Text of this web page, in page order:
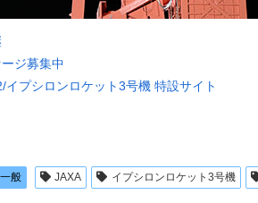
ジ募集中
イプシロンロケット3号機 特設サイト
般 JAXA イプシロンロケット3号機